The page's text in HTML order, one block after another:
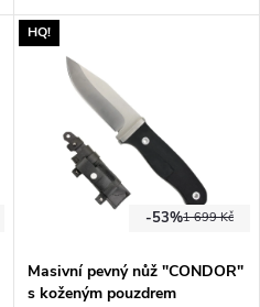
Čepel vyrobena z nerezové oceli
7Cr17, rukojeť z pevného ABS
plastu, nylonové pouzdro.
HQ!
1 699 Kč
-53%
Masivní pevný nůž "CONDOR"
s koženým pouzdrem